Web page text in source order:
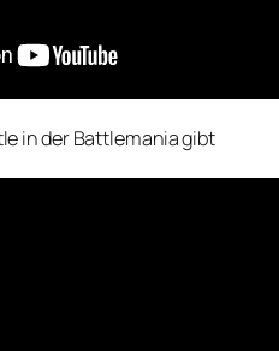
in der Battlemania gibt